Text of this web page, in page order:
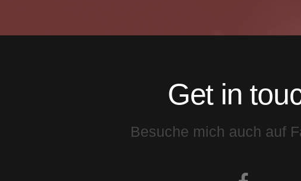
Get in
Besuche mich auch auf